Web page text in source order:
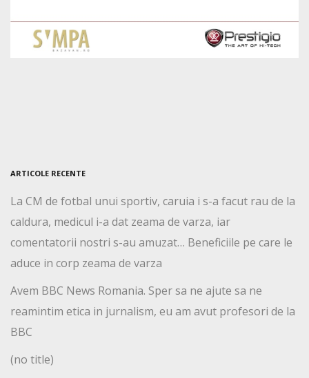
ARTICOLE RECENTE
La CM de fotbal unui sportiv, caruia i s-a facut rau de la
caldura, medicul i-a dat zeama de varza, iar
comentatorii nostri s-au amuzat… Beneficiile pe care le
aduce in corp zeama de varza
Avem BBC News Romania. Sper sa ne ajute sa ne
reamintim etica in jurnalism, eu am avut profesori de la
BBC
(no title)